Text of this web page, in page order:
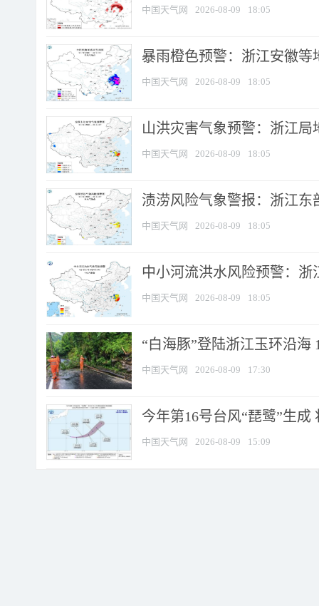
中国天气网 2026-08-09 18:05
暴雨橙色预警：浙江安徽等
中国天气网 2026-08-09 18:05
山洪灾害气象预警：浙江
中国天气网 2026-08-09 18:05
渍涝风险气象警报：浙江
中国天气网 2026-08-09 18:05
中小河流洪水风险预警：
中国天气网 2026-08-09 18:05
“白海豚”登陆浙江玉环沿海
中国天气网 2026-08-09 17:30
今年第16号台风“琵鹭”生
中国天气网 2026-08-09 15:09